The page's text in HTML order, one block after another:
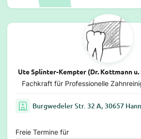
Ute Splinter-Kempter (Dr. Kottmann
Fachkraft für Professionelle
Burgwedeler Str. 32 A, 30657
Freie Termine für